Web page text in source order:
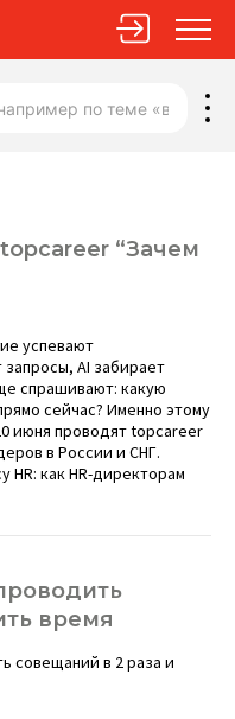
“Зачем
успевают
AI забирает
спрашивают: какую
сейчас? Именно этому
июня проводят topcareer
в России и СНГ.
как HR-директорам
время
совещаний в 2 раза и